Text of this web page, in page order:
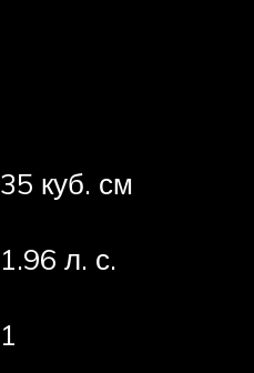
35 куб. см
1.96 л. с.
1